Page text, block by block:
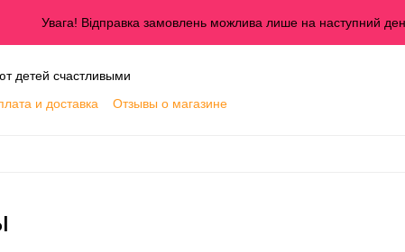
Увага! Відправка замовлень можлива лише на наступний
детей счастливыми
и доставка
Отзывы о магазине